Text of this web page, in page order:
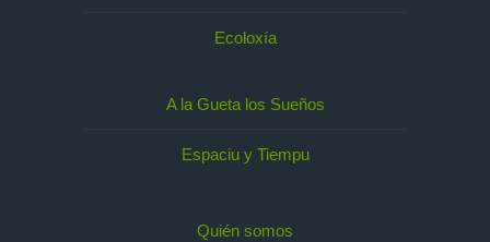
Ecoloxía
A la Gueta los Sueños
Espaciu y Tiempu
Quién somos